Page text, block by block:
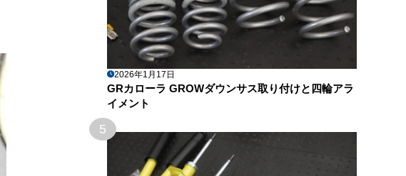
2026年1月17日
GRカローラ GROWダウンサス取り付けと四輪アラ
イメント
5